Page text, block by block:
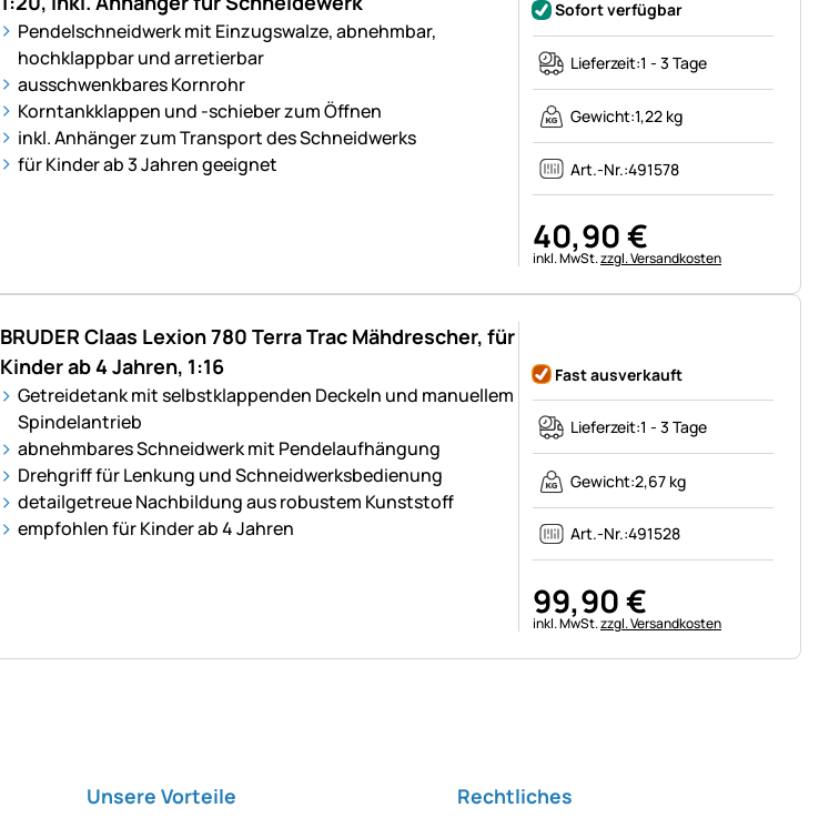
Pendelschneidwerk mit Einzugswalze, abnehmbar,
hochklappbar und arretierbar
ausschwenkbares Kornrohr
Korntankklappen und -schieber zum Öffnen
inkl. Anhänger zum Transport des Schneidwerks
für Kinder ab 3 Jahren geeignet
Sofort verfügbar
Lieferzeit:1 - 3 Tage
Gewicht:1,22 kg
Art.-Nr.:491578
40,90€
Steuerhinweis:
inkl. MwSt.zzgl. Versandkosten
BRUDER Claas Lexion 780 Terra Trac Mähdrescher, für
Kinder ab 4 Jahren, 1:16
Getreidetank mit selbstklappenden Deckeln und manuellem
Spindelantrieb
abnehmbares Schneidwerk mit Pendelaufhängung
Drehgriff für Lenkung und Schneidwerksbedienung
detailgetreue Nachbildung aus robustem Kunststoff
empfohlen für Kinder ab 4 Jahren
Fast ausverkauft
Lieferzeit:1 - 3 Tage
Gewicht:2,67 kg
Art.-Nr.:491528
99,90€
Steuerhinweis:
inkl. MwSt.zzgl. Versandkosten
Unsere Vorteile Rechtliches